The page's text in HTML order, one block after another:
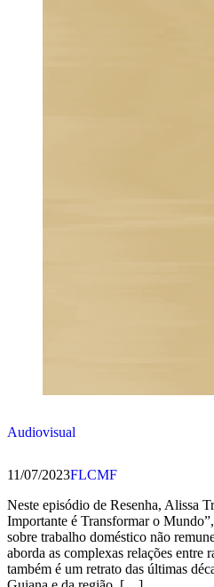
Audiovisual
11/07/2023FLCMF
Neste episódio de Resenha, Alissa
Importante é Transformar o
sobre trabalho doméstico não
aborda as complexas relações entre
também é um retrato das últimas